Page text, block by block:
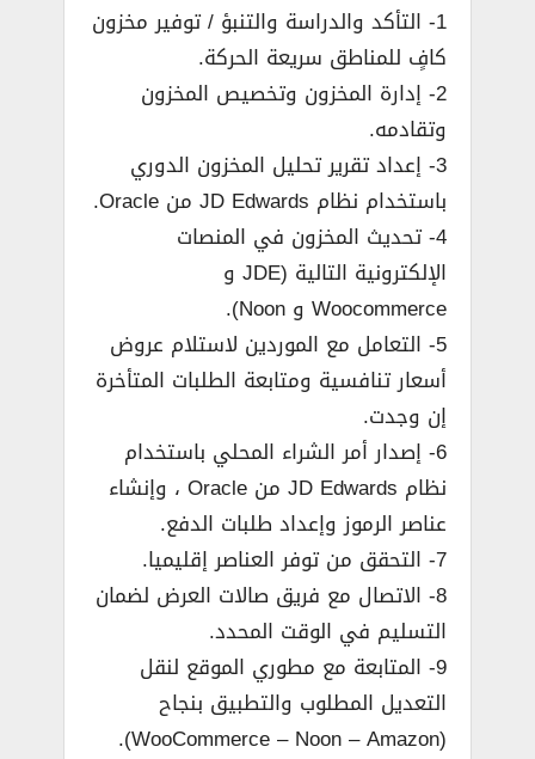
1- التأكد والدراسة والتنبؤ / توفير مخزون
كافٍ للمناطق سريعة الحركة.
2- إدارة المخزون وتخصيص المخزون
وتقادمه.
3- إعداد تقرير تحليل المخزون الدوري
باستخدام نظام JD Edwards من Oracle.
4- تحديث المخزون في المنصات
الإلكترونية التالية (JDE و
Woocommerce و Noon).
5- التعامل مع الموردين لاستلام عروض
أسعار تنافسية ومتابعة الطلبات المتأخرة
إن وجدت.
6- إصدار أمر الشراء المحلي باستخدام
نظام JD Edwards من Oracle ، وإنشاء
عناصر الرموز وإعداد طلبات الدفع.
7- التحقق من توفر العناصر إقليميا.
8- الاتصال مع فريق صالات العرض لضمان
التسليم في الوقت المحدد.
9- المتابعة مع مطوري الموقع لنقل
التعديل المطلوب والتطبيق بنجاح
(WooCommerce – Noon – Amazon).